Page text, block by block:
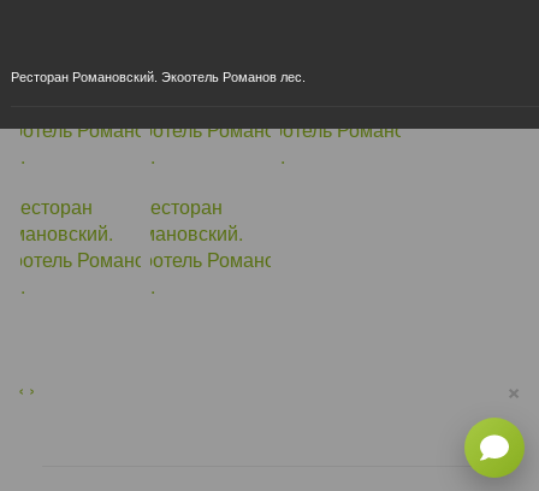
‹ › ×
Ресторан Романовский. Экоотель Романов лес.